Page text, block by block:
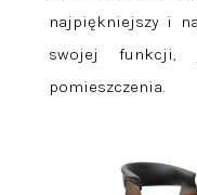
najpiękniejszy i
swojej
pomieszczenia.